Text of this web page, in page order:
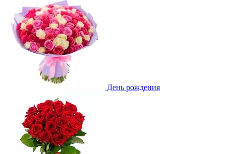
День рождения